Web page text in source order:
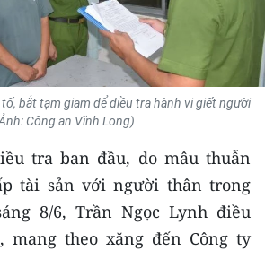
NGHỆ
SÂU
bắt tạm giam để điều tra hành vi giết người
Công an Vĩnh Long)
tra ban đầu, do mâu thuẫn
tài sản với người thân trong
8/6, Trần Ngọc Lynh điều
mang theo xăng đến Công ty